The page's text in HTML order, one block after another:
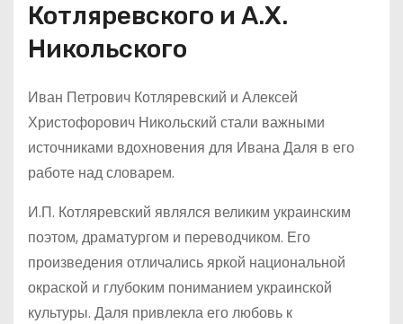
Котляревского и А.Х.
Никольского
Иван Петрович Котляревский и Алексей
Христофорович Никольский стали важными
источниками вдохновения для Ивана Даля в его
работе над словарем.
И.П. Котляревский являлся великим украинским
поэтом, драматургом и переводчиком. Его
произведения отличались яркой национальной
окраской и глубоким пониманием украинской
культуры. Даля привлекла его любовь к